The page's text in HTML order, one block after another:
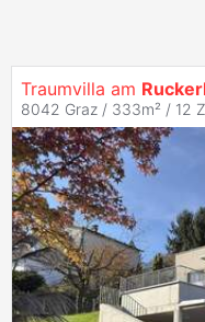
Traumvilla am
8042 Graz / 333m² / 12